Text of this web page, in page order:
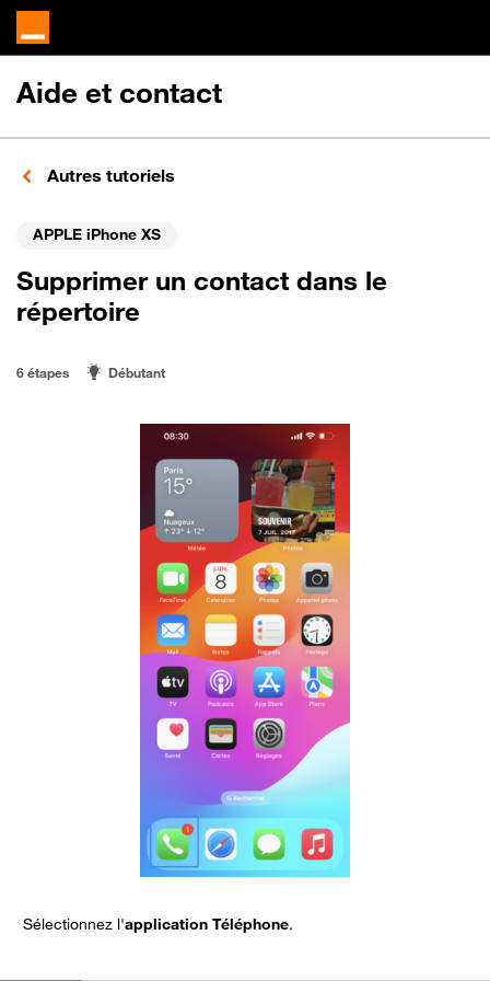
Aide et contact
Autres tutoriels
APPLE iPhone XS
Supprimer un contact dans le
répertoire
6 étapes Débutant
Sélectionnez l'application Téléphone.